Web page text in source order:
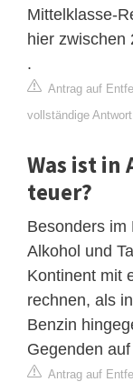
Mittelklasse-
hier zwischen
.
Antrag auf
vollständige
Was ist in
teuer?
Besonders im
Alkohol und
Kontinent mit
rechnen, als
Benzin
Gegenden
Antrag auf